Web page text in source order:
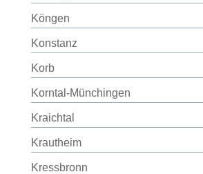
Köngen
Konstanz
Korb
Korntal-Münchingen
Kraichtal
Krautheim
Kressbronn